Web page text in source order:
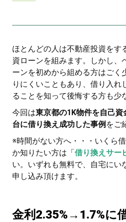
ほとんどの人は不動産投資をす
資ローンを組みます。しかし、
ーンを初めから組める方はごく
りにくいこともあり、借り入れ
ることを知って後悔する方も少
今回は東京都の1K物件を自己
台に借り換え成功した事例 をご
※時間がない方へ・・・いくら
か知りたい方は「借り換えサー
い。いずれも無料で、自宅にい
申し込み頂けます。
金利2.35%→1.7%に